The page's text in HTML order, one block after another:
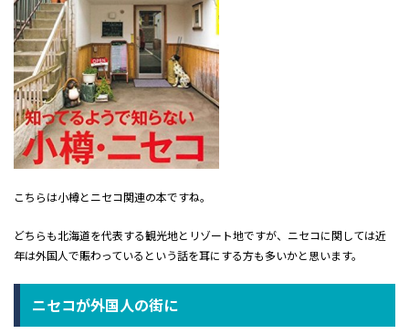
こちらは小樽とニセコ関連の本ですね。
どちらも北海道を代表する観光地とリゾート地ですが、ニセコに関しては近
年は外国人で賑わっているという話を耳にする方も多いかと思います。
ニセコが外国人の街に